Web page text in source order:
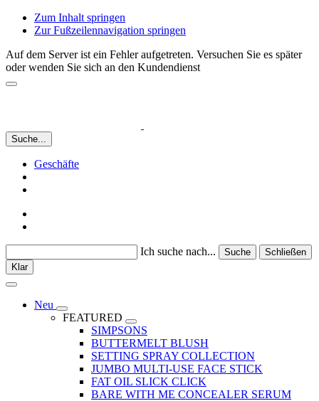
Zum Inhalt springen
Zur Fußzeilennavigation springen
Auf dem Server ist ein Fehler aufgetreten. Versuchen Sie es später
oder wenden Sie sich an den Kundendienst
Suche...
Geschäfte
Ich suche nach... Suche
Schließen
Klar
Neu
FEATURED
SIMPSONS
BUTTERMELT BLUSH
SETTING SPRAY COLLECTION
JUMBO MULTI-USE FACE STICK
FAT OIL SLICK CLICK
BARE WITH ME CONCEALER SERUM